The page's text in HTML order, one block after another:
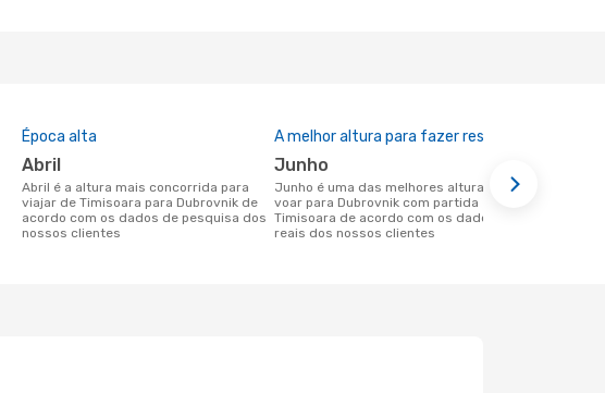
Época alta
abril
abril é a altura mais concorrida para
viajar de Timisoara para Dubrovnik de
acordo com os dados de pesquisa dos
nossos clientes
A melhor altura para fazer reserva
junho
junho é uma das melhores alturas para
voar para Dubrovnik com partida em
Timisoara de acordo com os dados
reais dos nossos clientes